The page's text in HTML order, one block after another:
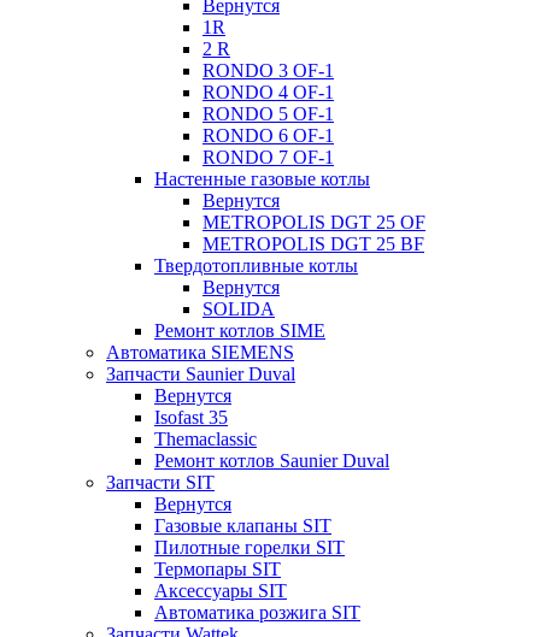
Вернутся
1R
2 R
RONDO 3 OF-1
RONDO 4 OF-1
RONDO 5 OF-1
RONDO 6 OF-1
RONDO 7 OF-1
Настенные газовые котлы
Вернутся
METROPOLIS DGT 25 OF
METROPOLIS DGT 25 BF
Твердотопливные котлы
Вернутся
SOLIDA
Ремонт котлов SIME
Автоматика SIEMENS
Запчасти Saunier Duval
Вернутся
Isofast 35
Themaclassic
Ремонт котлов Saunier Duval
Запчасти SIT
Вернутся
Газовые клапаны SIT
Пилотные горелки SIT
Термопары SIT
Аксессуары SIT
Автоматика розжига SIT